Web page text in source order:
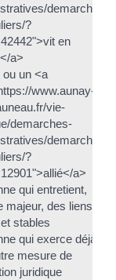
demarches-
?
en
a>
ou un <a
www.aunay-
vie-
demarches-
demarches-
?
a>
qui entretient,
majeur, des liens
stables
qui exerce déjà
mesure de
juridique